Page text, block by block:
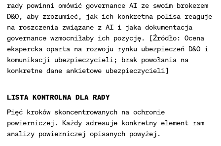
rady powinni omówić governance AI ze swoim brokerem
D&O, aby zrozumieć, jak ich konkretna polisa reaguje
na roszczenia związane z AI i jaka dokumentacja
governance wzmocniłaby ich pozycję. [Źródło: Ocena
ekspercka oparta na rozwoju rynku ubezpieczeń D&O i
komunikacji ubezpieczycieli; brak powołania na
konkretne dane ankietowe ubezpieczycieli]
LISTA KONTROLNA DLA RADY
Pięć kroków skoncentrowanych na ochronie
powierniczej. Każdy adresuje konkretny element ram
analizy powierniczej opisanych powyżej.